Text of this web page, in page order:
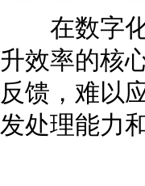
在数字化
升效率的核
反馈，难以
发处理能力